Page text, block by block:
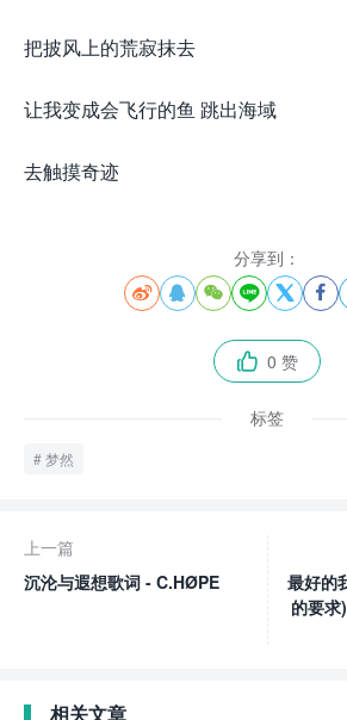
把披风上的荒寂抹去
让我变成会飞行的鱼 跳出海域
去触摸奇迹
分享到：
     
 0 赞
标签
梦然
上一篇
沉沦与遐想歌词 - C.HØPE
最好的
的要
相关文章